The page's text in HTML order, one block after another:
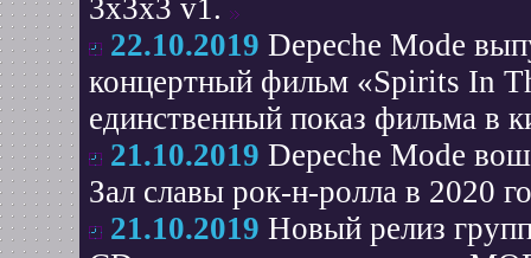
3x3x3 v1.
22.10.2019 Depeche Mode
концертный фильм «Spirits In
единственный показ фильма в
21.10.2019 Depeche Mode
Зал славы рок-н-ролла в 2020
21.10.2019 Новый релиз